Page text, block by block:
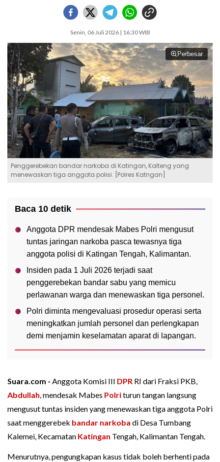
Senin, 06 Juli 2026 | 16:30 WIB
Perbesar
Penggerebekan bandar narkoba di Katingan, Kalteng yang
menewaskan tiga anggota polisi. [Polres Katngan]
Baca 10 detik
Anggota DPR mendesak Mabes Polri mengusut
tuntas jaringan narkoba pasca tewasnya tiga
anggota polisi di Katingan Tengah, Kalimantan.
Insiden pada 1 Juli 2026 terjadi saat
penggerebekan bandar sabu yang memicu
perlawanan warga dan menewaskan tiga personel.
Polri diminta mengevaluasi prosedur operasi serta
meningkatkan jumlah personel dan perlengkapan
demi menjamin keselamatan aparat di lapangan.
Suara.com - Anggota Komisi III DPR RI dari Fraksi PKB,
Abdullah, mendesak Mabes Polriturun tangan langsung
mengusut tuntas insiden yang menewaskan tiga anggota Polri
saat menggerebek bandar narkoba di Desa Tumbang
Kalemei, Kecamatan Katingan Tengah, Kalimantan Tengah.
Menurutnya, pengungkapan kasus tidak boleh berhenti pada